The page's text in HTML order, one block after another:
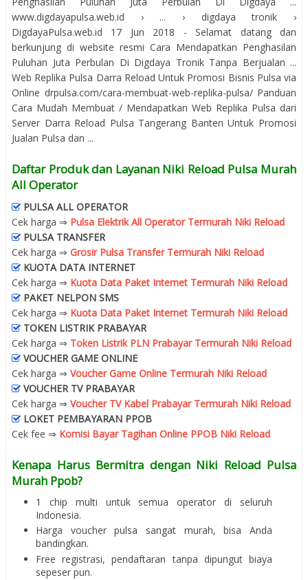
www.digdayapulsa.web.id › ... › digdaya tronik ›
DigdayaPulsa.web.id 17 Jun 2018 - Selamat datang dan
berkunjung di website resmi Cara Mendapatkan Penghasilan
Puluhan Juta Perbulan Di Digdaya Tronik Tanpa Berjualan ...
Web Replika Pulsa Darra Reload Untuk Promosi Bisnis Pulsa via
Online drpulsa.com/cara-membuat-web-replika-pulsa/ Panduan
Cara Mudah Membuat / Mendapatkan Web Replika Pulsa dari
Server Darra Reload Pulsa Tangerang Banten Untuk Promosi
Jualan Pulsa dan ...
Daftar Produk dan Layanan Niki Reload Pulsa Murah
All Operator
PULSA ALL OPERATOR
Cek harga ⇒ Pulsa Elektrik All Operator Termurah Niki Reload
PULSA TRANSFER
Cek harga ⇒ Grosir Pulsa Transfer Termurah Niki Reload
KUOTA DATA INTERNET
Cek harga ⇒ Kuota Data Paket Internet Termurah Niki Reload
PAKET NELPON SMS
Cek harga ⇒ Kuota Data Paket Internet Termurah Niki Reload
TOKEN LISTRIK PRABAYAR
Cek harga ⇒ Token Listrik PLN Prabayar Termurah Niki Reload
VOUCHER GAME ONLINE
Cek harga ⇒ Voucher Game Online Termurah Niki Reload
VOUCHER TV PRABAYAR
Cek harga ⇒ Voucher TV Kabel Prabayar Termurah Niki Reload
LOKET PEMBAYARAN PPOB
Cek fee ⇒ Komisi Bayar Tagihan Online PPOB Niki Reload
Kenapa Harus Bermitra dengan Niki Reload Pulsa
Murah Ppob?
1 chip multi untuk semua operator di seluruh
Indonesia.
Harga voucher pulsa sangat murah, bisa Anda
bandingkan.
Free registrasi, pendaftaran tanpa dipungut biaya
sepeser pun.